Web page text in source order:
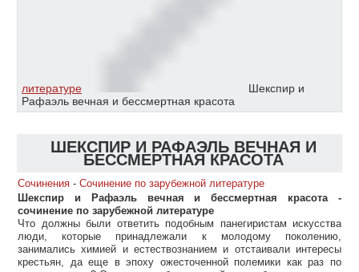
литературе
Шекспир и
Рафаэль вечная и бессмертная красота
ШЕКСПИР И РАФАЭЛЬ ВЕЧНАЯ И
БЕССМЕРТНАЯ КРАСОТА
Сочинения - Сочинение по зарубежной литературе
Шекспир и Рафаэль вечная и бессмертная красота -
сочинение по зарубежной литературе
Что должны были ответить подобным панегиристам искусства
люди, которые принадлежали к молодому поколению,
занимались химией и естествознанием и отстаивали интересы
крестьян, да еще в эпоху ожесточенной полемики как раз по